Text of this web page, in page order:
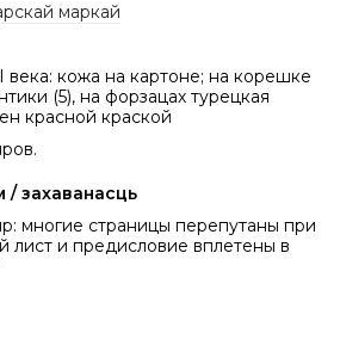
маркай
века: кожа на картоне; на корешке
(5), на форзацах турецкая
красной краской
/ захаванасць
многие страницы перепутаны при
лист и предисловие вплетены в